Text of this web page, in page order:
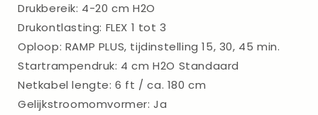
Drukbereik: 4-20 cm H2O
Drukontlasting: FLEX 1 tot 3
Oploop: RAMP PLUS, tijdinstelling 15, 30, 45 min.
Startrampendruk: 4 cm H2O Standaard
Netkabel lengte: 6 ft / ca. 180 cm
Gelijkstroomomvormer: Ja